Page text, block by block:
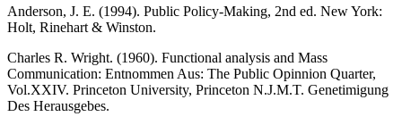
Anderson, J. E. (1994). Public Policy-Making, 2nd ed. New York:
Holt, Rinehart & Winston.
Charles R. Wright. (1960). Functional analysis and Mass
Communication: Entnommen Aus: The Public Opinnion Quarter,
Vol.XXIV. Princeton University, Princeton N.J.M.T. Genetimigung
Des Herausgebes.